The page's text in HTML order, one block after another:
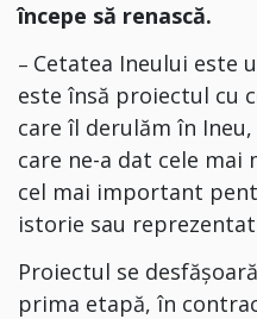
începe să renască.
– Cetatea Ineului este
este însă proiectul cu
care îl derulăm în
care ne-a dat cele mai
cel mai important
istorie sau
Proiectul se desfășoară
prima etapă, în